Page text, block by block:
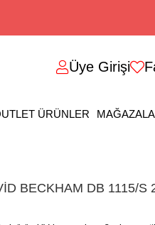
Üye Girişi
ÜRÜNLER
BECKHAM DB 1115/S